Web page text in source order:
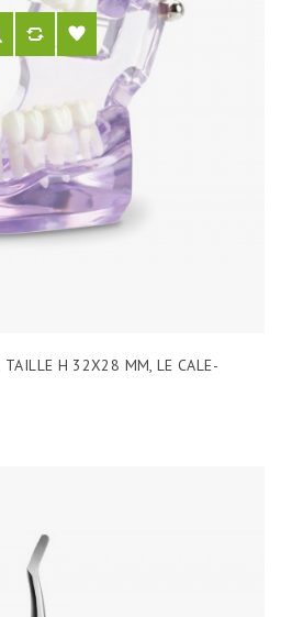
TAILLE H 32X28 MM, LE CALE-